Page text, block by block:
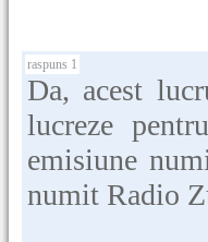
raspuns 1
Da, acest
lucreze
emisiune
numit Radio